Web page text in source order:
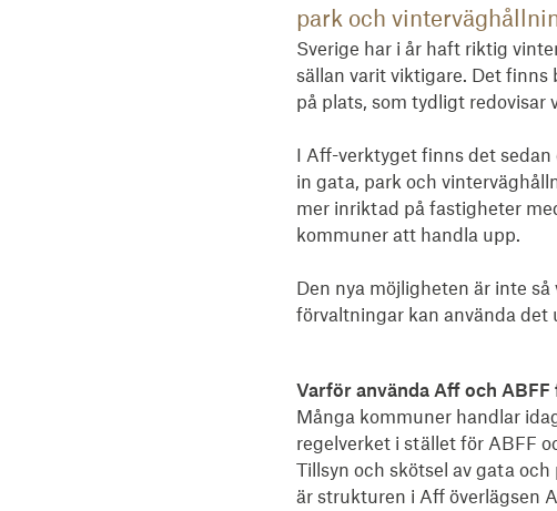
park och
Sverige har i år haft riktig
sällan varit viktigare. Det finns
på plats, som tydligt redovisar
I Aff-verktyget finns det
in gata, park och
mer inriktad på fastigheter
kommuner att handla upp.
Den nya möjligheten är inte
förvaltningar kan använda
Varför använda Aff och
Många kommuner handlar
regelverket i stället för ABFF
Tillsyn och skötsel av gata
är strukturen i Aff överlägsen